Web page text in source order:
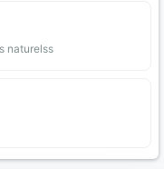
naturelss